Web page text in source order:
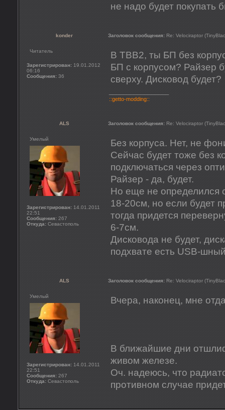
не надо будет покупать
konder Заголовок сообщения: Re: Velociraptor
Читатель
Зарегистрирован: 19.01.2012
06:16
Сообщения: 36
В TBB2, ты БП без
БП с корпусом? Райзер
сверху. Дисковод будет?
::getto-modding::
ALS Заголовок сообщения: Re: Velociraptor
Умелый
Зарегистрирован: 14.01.2011
22:51
Сообщения: 267
Откуда: Севастополь
Без корпуса. Нет, не
Сейчас будет тоже без
подключаться через
Райзер - да, будет.
Но еще не определился
18-20см, но если будет
тогда придется
6-7см.
Дисковода не будет,
подхвате есть USB-
ALS Заголовок сообщения: Re: Velociraptor
Умелый
Зарегистрирован: 14.01.2011
22:51
Сообщения: 267
Откуда: Севастополь
Вчера, наконец, мне
В ближайшие дни
живом железе.
Оч. надеюсь, что
противном случае